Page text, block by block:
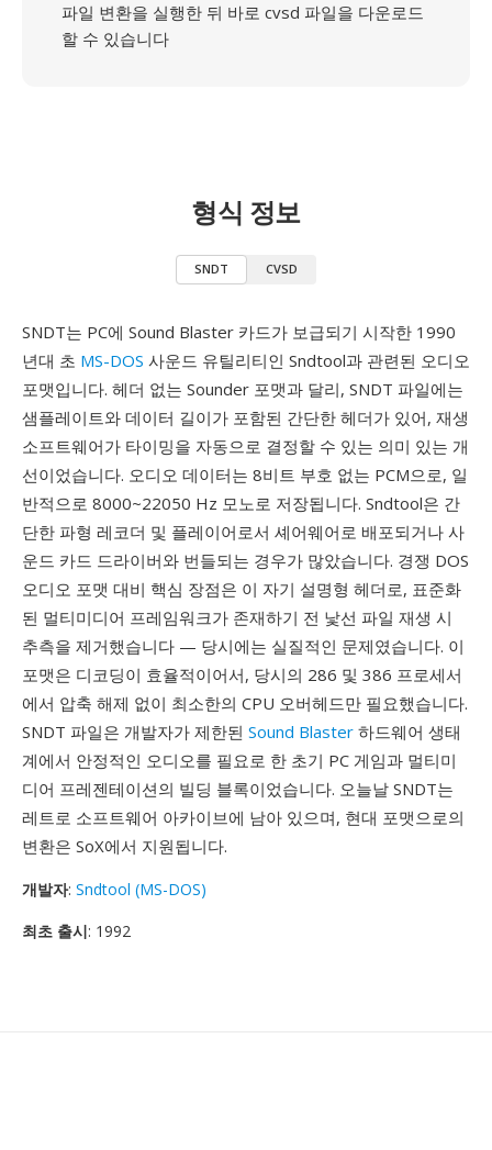
파일 변환을 실행한 뒤 바로 cvsd 파일을 다운로드
할 수 있습니다
형식 정보
SNDT CVSD
SNDT는 PC에 Sound Blaster 카드가 보급되기 시작한 1990
년대 초 MS-DOS 사운드 유틸리티인 Sndtool과 관련된 오디오
포맷입니다. 헤더 없는 Sounder 포맷과 달리, SNDT 파일에는
샘플레이트와 데이터 길이가 포함된 간단한 헤더가 있어, 재생
소프트웨어가 타이밍을 자동으로 결정할 수 있는 의미 있는 개
선이었습니다. 오디오 데이터는 8비트 부호 없는 PCM으로, 일
반적으로 8000~22050 Hz 모노로 저장됩니다. Sndtool은 간
단한 파형 레코더 및 플레이어로서 셰어웨어로 배포되거나 사
운드 카드 드라이버와 번들되는 경우가 많았습니다. 경쟁 DOS
오디오 포맷 대비 핵심 장점은 이 자기 설명형 헤더로, 표준화
된 멀티미디어 프레임워크가 존재하기 전 낯선 파일 재생 시
추측을 제거했습니다 — 당시에는 실질적인 문제였습니다. 이
포맷은 디코딩이 효율적이어서, 당시의 286 및 386 프로세서
에서 압축 해제 없이 최소한의 CPU 오버헤드만 필요했습니다.
SNDT 파일은 개발자가 제한된 Sound Blaster 하드웨어 생태
계에서 안정적인 오디오를 필요로 한 초기 PC 게임과 멀티미
디어 프레젠테이션의 빌딩 블록이었습니다. 오늘날 SNDT는
레트로 소프트웨어 아카이브에 남아 있으며, 현대 포맷으로의
변환은 SoX에서 지원됩니다.
개발자: Sndtool (MS-DOS)
최초 출시: 1992